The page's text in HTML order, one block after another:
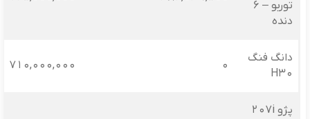
توربو – 6
دنده
دانگ فنگ
H30
0
710,000,000
پژو 207i